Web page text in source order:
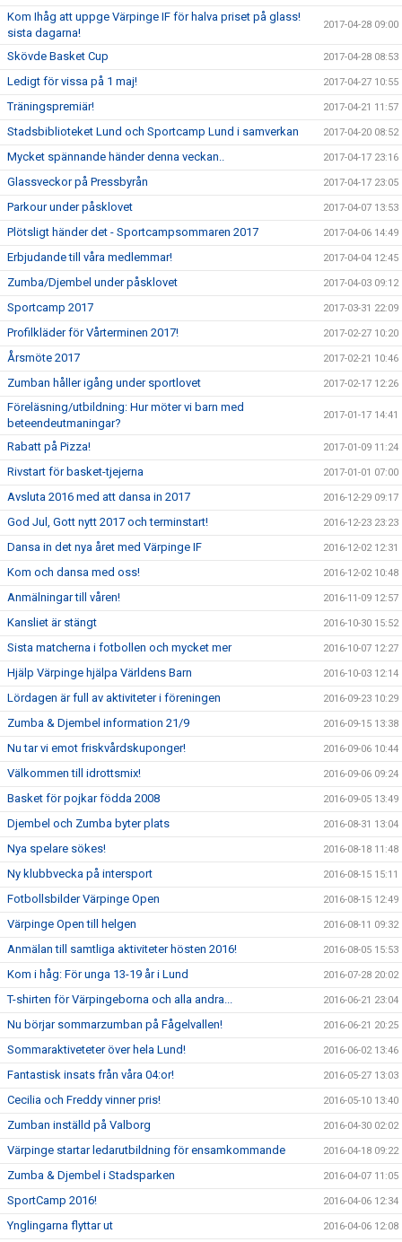
Kom Ihåg att uppge Värpinge IF för halva priset på glass!
sista dagarna!
2017-04-28 09:00
Skövde Basket Cup 2017-04-28 08:53
Ledigt för vissa på 1 maj! 2017-04-27 10:55
Träningspremiär! 2017-04-21 11:57
Stadsbiblioteket Lund och Sportcamp Lund i samverkan 2017-04-20 08:52
Mycket spännande händer denna veckan.. 2017-04-17 23:16
Glassveckor på Pressbyrån 2017-04-17 23:05
Parkour under påsklovet 2017-04-07 13:53
Plötsligt händer det - Sportcampsommaren 2017 2017-04-06 14:49
Erbjudande till våra medlemmar! 2017-04-04 12:45
Zumba/Djembel under påsklovet 2017-04-03 09:12
Sportcamp 2017 2017-03-31 22:09
Profilkläder för Vårterminen 2017! 2017-02-27 10:20
Årsmöte 2017 2017-02-21 10:46
Zumban håller igång under sportlovet 2017-02-17 12:26
Föreläsning/utbildning: Hur möter vi barn med
beteendeutmaningar?
2017-01-17 14:41
Rabatt på Pizza! 2017-01-09 11:24
Rivstart för basket-tjejerna 2017-01-01 07:00
Avsluta 2016 med att dansa in 2017 2016-12-29 09:17
God Jul, Gott nytt 2017 och terminstart! 2016-12-23 23:23
Dansa in det nya året med Värpinge IF 2016-12-02 12:31
Kom och dansa med oss! 2016-12-02 10:48
Anmälningar till våren! 2016-11-09 12:57
Kansliet är stängt 2016-10-30 15:52
Sista matcherna i fotbollen och mycket mer 2016-10-07 12:27
Hjälp Värpinge hjälpa Världens Barn 2016-10-03 12:14
Lördagen är full av aktiviteter i föreningen 2016-09-23 10:29
Zumba & Djembel information 21/9 2016-09-15 13:38
Nu tar vi emot friskvårdskuponger! 2016-09-06 10:44
Välkommen till idrottsmix! 2016-09-06 09:24
Basket för pojkar födda 2008 2016-09-05 13:49
Djembel och Zumba byter plats 2016-08-31 13:04
Nya spelare sökes! 2016-08-18 11:48
Ny klubbvecka på intersport 2016-08-15 15:11
Fotbollsbilder Värpinge Open 2016-08-15 12:49
Värpinge Open till helgen 2016-08-11 09:32
Anmälan till samtliga aktiviteter hösten 2016! 2016-08-05 15:53
Kom i håg: För unga 13-19 år i Lund 2016-07-28 20:02
T-shirten för Värpingeborna och alla andra... 2016-06-21 23:04
Nu börjar sommarzumban på Fågelvallen! 2016-06-21 20:25
Sommaraktiveteter över hela Lund! 2016-06-02 13:46
Fantastisk insats från våra 04:or! 2016-05-27 13:03
Cecilia och Freddy vinner pris! 2016-05-10 13:40
Zumban inställd på Valborg 2016-04-30 02:02
Värpinge startar ledarutbildning för ensamkommande 2016-04-18 09:22
Zumba & Djembel i Stadsparken 2016-04-07 11:05
SportCamp 2016! 2016-04-06 12:34
Ynglingarna flyttar ut 2016-04-06 12:08